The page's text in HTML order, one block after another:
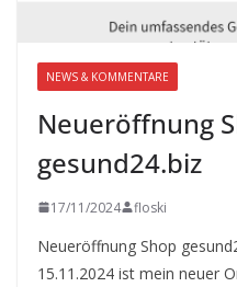
NEWS & KOMMENTARE
Neueröffnung
gesund24.biz
17/11/2024 floski
Neueröffnung Shop
15.11.2024 ist mein neuer